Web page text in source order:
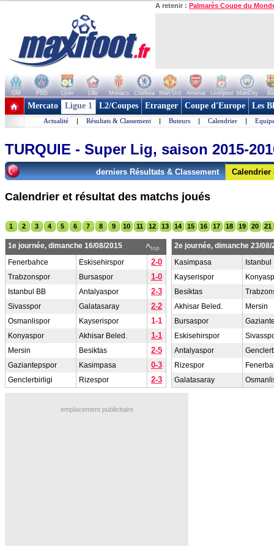
A retenir : Palmarès Coupe du
OM PSG Lyon Lille Monaco Chelsea Man Utd Arsenal Liverpool ManCity
+ de clubs
Mercato Ligue 1 L2/Coupes Etranger Coupe d'Europe Les
Actualité | Résultats & Classement | Buteurs | Calendrier |
TURQUIE - Super Lig, saison 2015-
derniers Résultats & Classement Calendrier
Calendrier et résultat des matchs joués
1 2 3 4 5 6 7 8 9 10 11 12 13 14 15 16 17 18 19 20 21
^top
1e journée, dimanche 16/08/2015
Fenerbahce
Eskisehirspor 2-0
Trabzonspor Bursaspor 1-0
Istanbul BB Antalyaspor 2-3
Sivasspor Galatasaray 2-2
Osmanlispor Kayserispor 1-1
Konyaspor Akhisar Beled. 1-1
Mersin Besiktas 2-5
Gaziantepspor Kasimpasa 0-3
Genclerbirligi Rizespor 2-3
2e journée, dimanche 23/08/
Kasimpasa
Istanbul
Kayserispor
Besiktas
Akhisar Beled.
Mersin
Bursaspor
Eskisehirspor
Antalyaspor
Rizespor
Galatasaray
emplacement publicitaire